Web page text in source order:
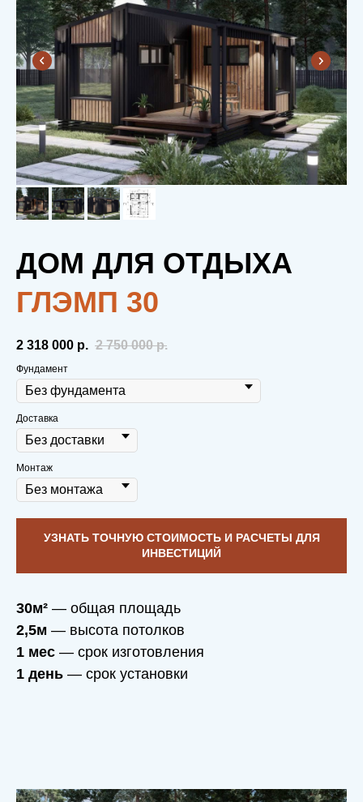
ДОМ ДЛЯ ОТДЫХА
ГЛЭМП 30
2 318 000‬ р. 2 750 000 р.
Фундамент
Доставка
Монтаж
УЗНАТЬ ТОЧНУЮ СТОИМОСТЬ И РАСЧЕТЫ ДЛЯ
ИНВЕСТИЦИЙ
30м² — общая площадь
2,5м — высота потолков
1 мес — срок изготовления
1 день — срок установки